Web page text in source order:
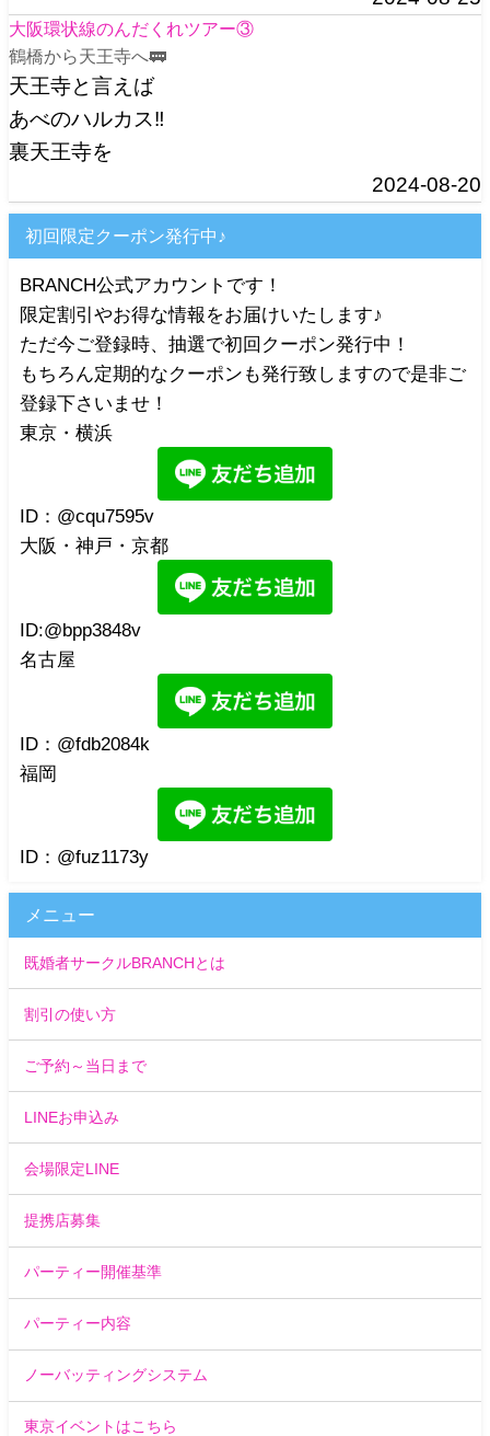
大阪環状線のんだくれツアー③
鶴橋から天王寺へ🚃
天王寺と言えば
あべのハルカス‼️
裏天王寺を
2024-08-20
初回限定クーポン発行中♪
BRANCH公式アカウントです！
限定割引やお得な情報をお届けいたします♪
ただ今ご登録時、抽選で初回クーポン発行中！
もちろん定期的なクーポンも発行致しますので是非ご
登録下さいませ！
東京・横浜
ID：@cqu7595v
大阪・神戸・京都
ID:@bpp3848v
名古屋
ID：@fdb2084k
福岡
ID：@fuz1173y
メニュー
既婚者サークルBRANCHとは
割引の使い方
ご予約～当日まで
LINEお申込み
会場限定LINE
提携店募集
パーティー開催基準
パーティー内容
ノーバッティングシステム
東京イベントはこちら